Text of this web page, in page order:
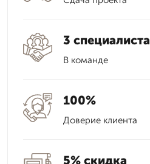
3 специалиста
В команде
100%
Доверие клиента
5% скидка